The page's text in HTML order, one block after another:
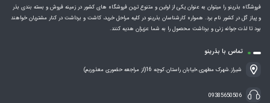
فروشگاه بذرینو را میتوان به عنوان یکی از اولین و متنوع ترین فروشگاه های کشور در زمینه فروش و بسته بندی بذر
و پیاز گل در کشور نام برد. همواره کارشناسان بذرینو در کلیه مراحل خرید، کاشت و برداشت در کنار مشتریان خواهند
بود تا لذت جوانه زنی و برداشت محصول را به شما عزیزان هدیه کنند.
تماس با بذرینو
شیراز.شهرک مطهری.خیابان راستان.کوچه 16(از مراجعه حضوری معذوریم)
09385650506